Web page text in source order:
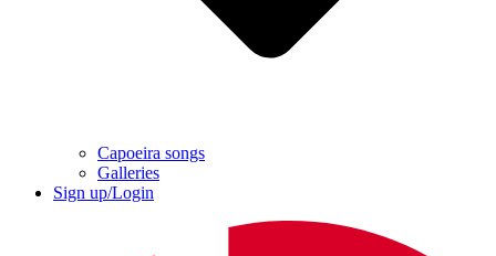
Capoeira songs
Galleries
Sign up/Login